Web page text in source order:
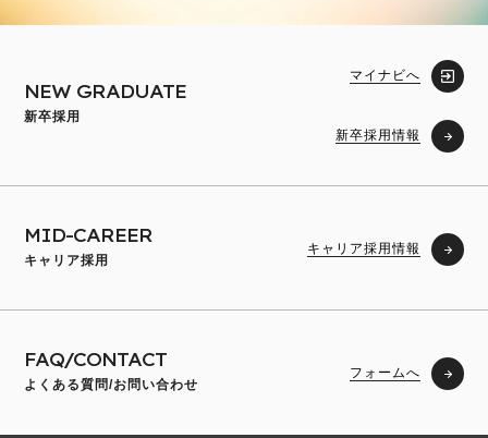
NEW GRADUATE
新卒採用
マイナビへ
新卒採用情報
MID-CAREER
キャリア採用
キャリア採用情報
FAQ/CONTACT
よくある質問/お問い合わせ
フォームへ